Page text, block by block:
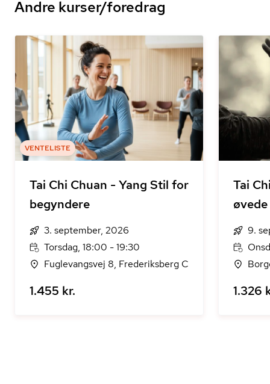
Andre kurser/foredrag
VENTELISTE
Tai Chi Chuan - Yang Stil for
begyndere
3. september, 2026
Torsdag, 18:00 - 19:30
Fuglevangsvej 8, Frederiksberg C
1.455 kr.
Tai
øvede
9.
1.326